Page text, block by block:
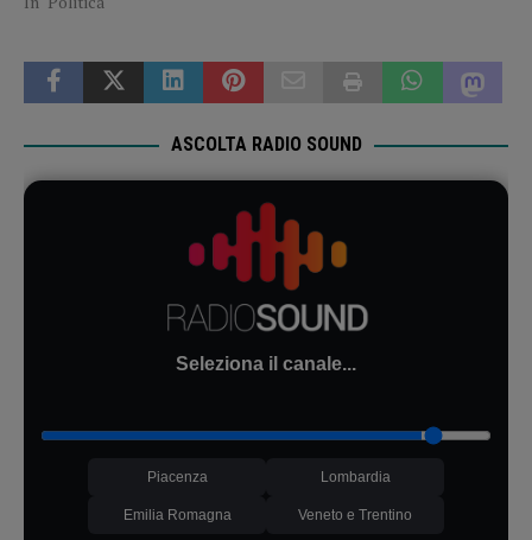
ASCOLTA RADIO SOUND
Seleziona il canale...
Piacenza Lombardia
Emilia Romagna Veneto e Trentino